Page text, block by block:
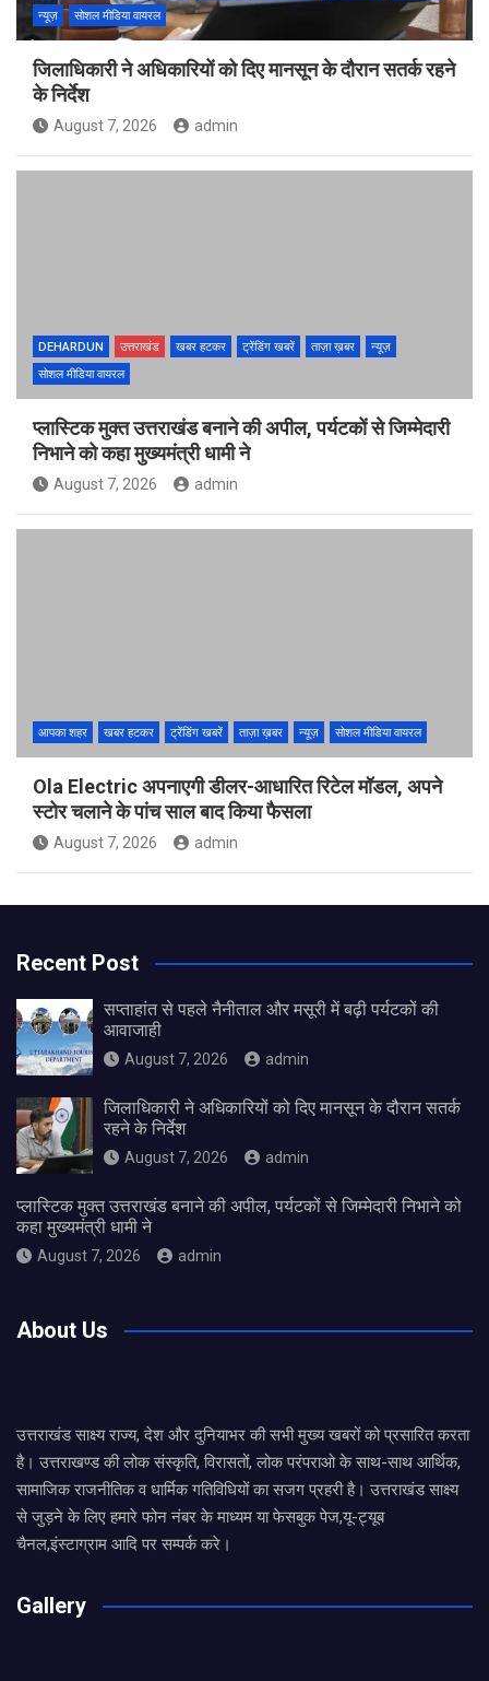
न्यूज़
सोशल मीडिया वायरल
जिलाधिकारी ने अधिकारियों को दिए मानसून के दौरान सतर्क रहने
के निर्देश
August 7, 2026 admin
DEHARDUN उत्तराखंड खबर हटकर ट्रेंडिंग खबरें ताज़ा ख़बर
न्यूज़
सोशल मीडिया वायरल
प्लास्टिक मुक्त उत्तराखंड बनाने की अपील, पर्यटकों से जिम्मेदारी
निभाने को कहा मुख्यमंत्री धामी ने
August 7, 2026 admin
आपका शहर खबर हटकर ट्रेंडिंग खबरें ताज़ा ख़बर न्यूज़ सोशल मीडिया वायरल
Ola Electric अपनाएगी डीलर-आधारित रिटेल मॉडल, अपने
स्टोर चलाने के पांच साल बाद किया फैसला
August 7, 2026 admin
Recent Post
सप्ताहांत से पहले नैनीताल और मसूरी में बढ़ी पर्यटकों की
आवाजाही
August 7, 2026 admin
जिलाधिकारी ने अधिकारियों को दिए मानसून के दौरान सतर्क
रहने के निर्देश
August 7, 2026 admin
प्लास्टिक मुक्त उत्तराखंड बनाने की अपील, पर्यटकों से जिम्मेदारी निभाने को
कहा मुख्यमंत्री धामी ने
August 7, 2026 admin
About Us
उत्तराखंड साक्ष्य राज्य, देश और दुनियाभर की सभी मुख्य खबरों को प्रसारित करता
है। उत्तराखण्ड की लोक संस्कृति, विरासतों, लोक परंपराओ के साथ-साथ आर्थिक,
सामाजिक राजनीतिक व धार्मिक गतिविधियों का सजग प्रहरी है। उत्तराखंड साक्ष्य
से जुड़ने के लिए हमारे फोन नंबर के माध्यम या फेसबुक पेज,यू-ट्यूब
चैनल,इंस्टाग्राम आदि पर सम्पर्क करे।
Gallery